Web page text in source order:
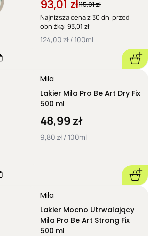
93,01 zł115,01 zł
Najniższa cena z 30 dni przed
obniżką: 93,01 zł
124,00 zł / 100ml
Mila
Lakier Mila Pro Be Art Dry Fix
500 ml
48,99 zł
9,80 zł / 100ml
Mila
Lakier Mocno Utrwalający
Mila Pro Be Art Strong Fix
500 ml